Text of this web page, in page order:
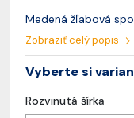
Medená žľabová
Zobraziť celý popis
Vyberte si
Rozvinutá šírka